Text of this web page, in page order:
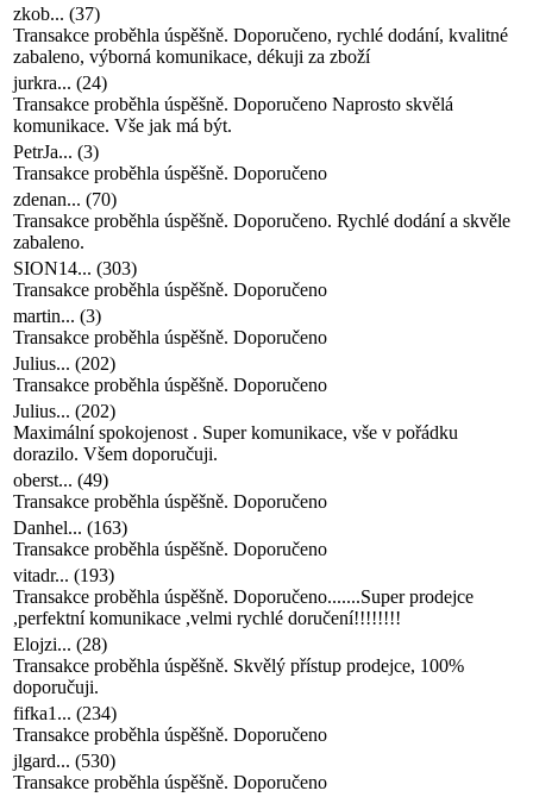
zkob... (37)
Transakce proběhla úspěšně. Doporučeno, rychlé dodání, kvalitné
zabaleno, výborná komunikace, dékuji za zboží
jurkra... (24)
Transakce proběhla úspěšně. Doporučeno Naprosto skvělá
komunikace. Vše jak má být.
PetrJa... (3)
Transakce proběhla úspěšně. Doporučeno
zdenan... (70)
Transakce proběhla úspěšně. Doporučeno. Rychlé dodání a skvěle
zabaleno.
SION14... (303)
Transakce proběhla úspěšně. Doporučeno
martin... (3)
Transakce proběhla úspěšně. Doporučeno
Julius... (202)
Transakce proběhla úspěšně. Doporučeno
Julius... (202)
Maximální spokojenost . Super komunikace, vše v pořádku
dorazilo. Všem doporučuji.
oberst... (49)
Transakce proběhla úspěšně. Doporučeno
Danhel... (163)
Transakce proběhla úspěšně. Doporučeno
vitadr... (193)
Transakce proběhla úspěšně. Doporučeno.......Super prodejce
,perfektní komunikace ,velmi rychlé doručení!!!!!!!!
Elojzi... (28)
Transakce proběhla úspěšně. Skvělý přístup prodejce, 100%
doporučuji.
fifka1... (234)
Transakce proběhla úspěšně. Doporučeno
jlgard... (530)
Transakce proběhla úspěšně. Doporučeno